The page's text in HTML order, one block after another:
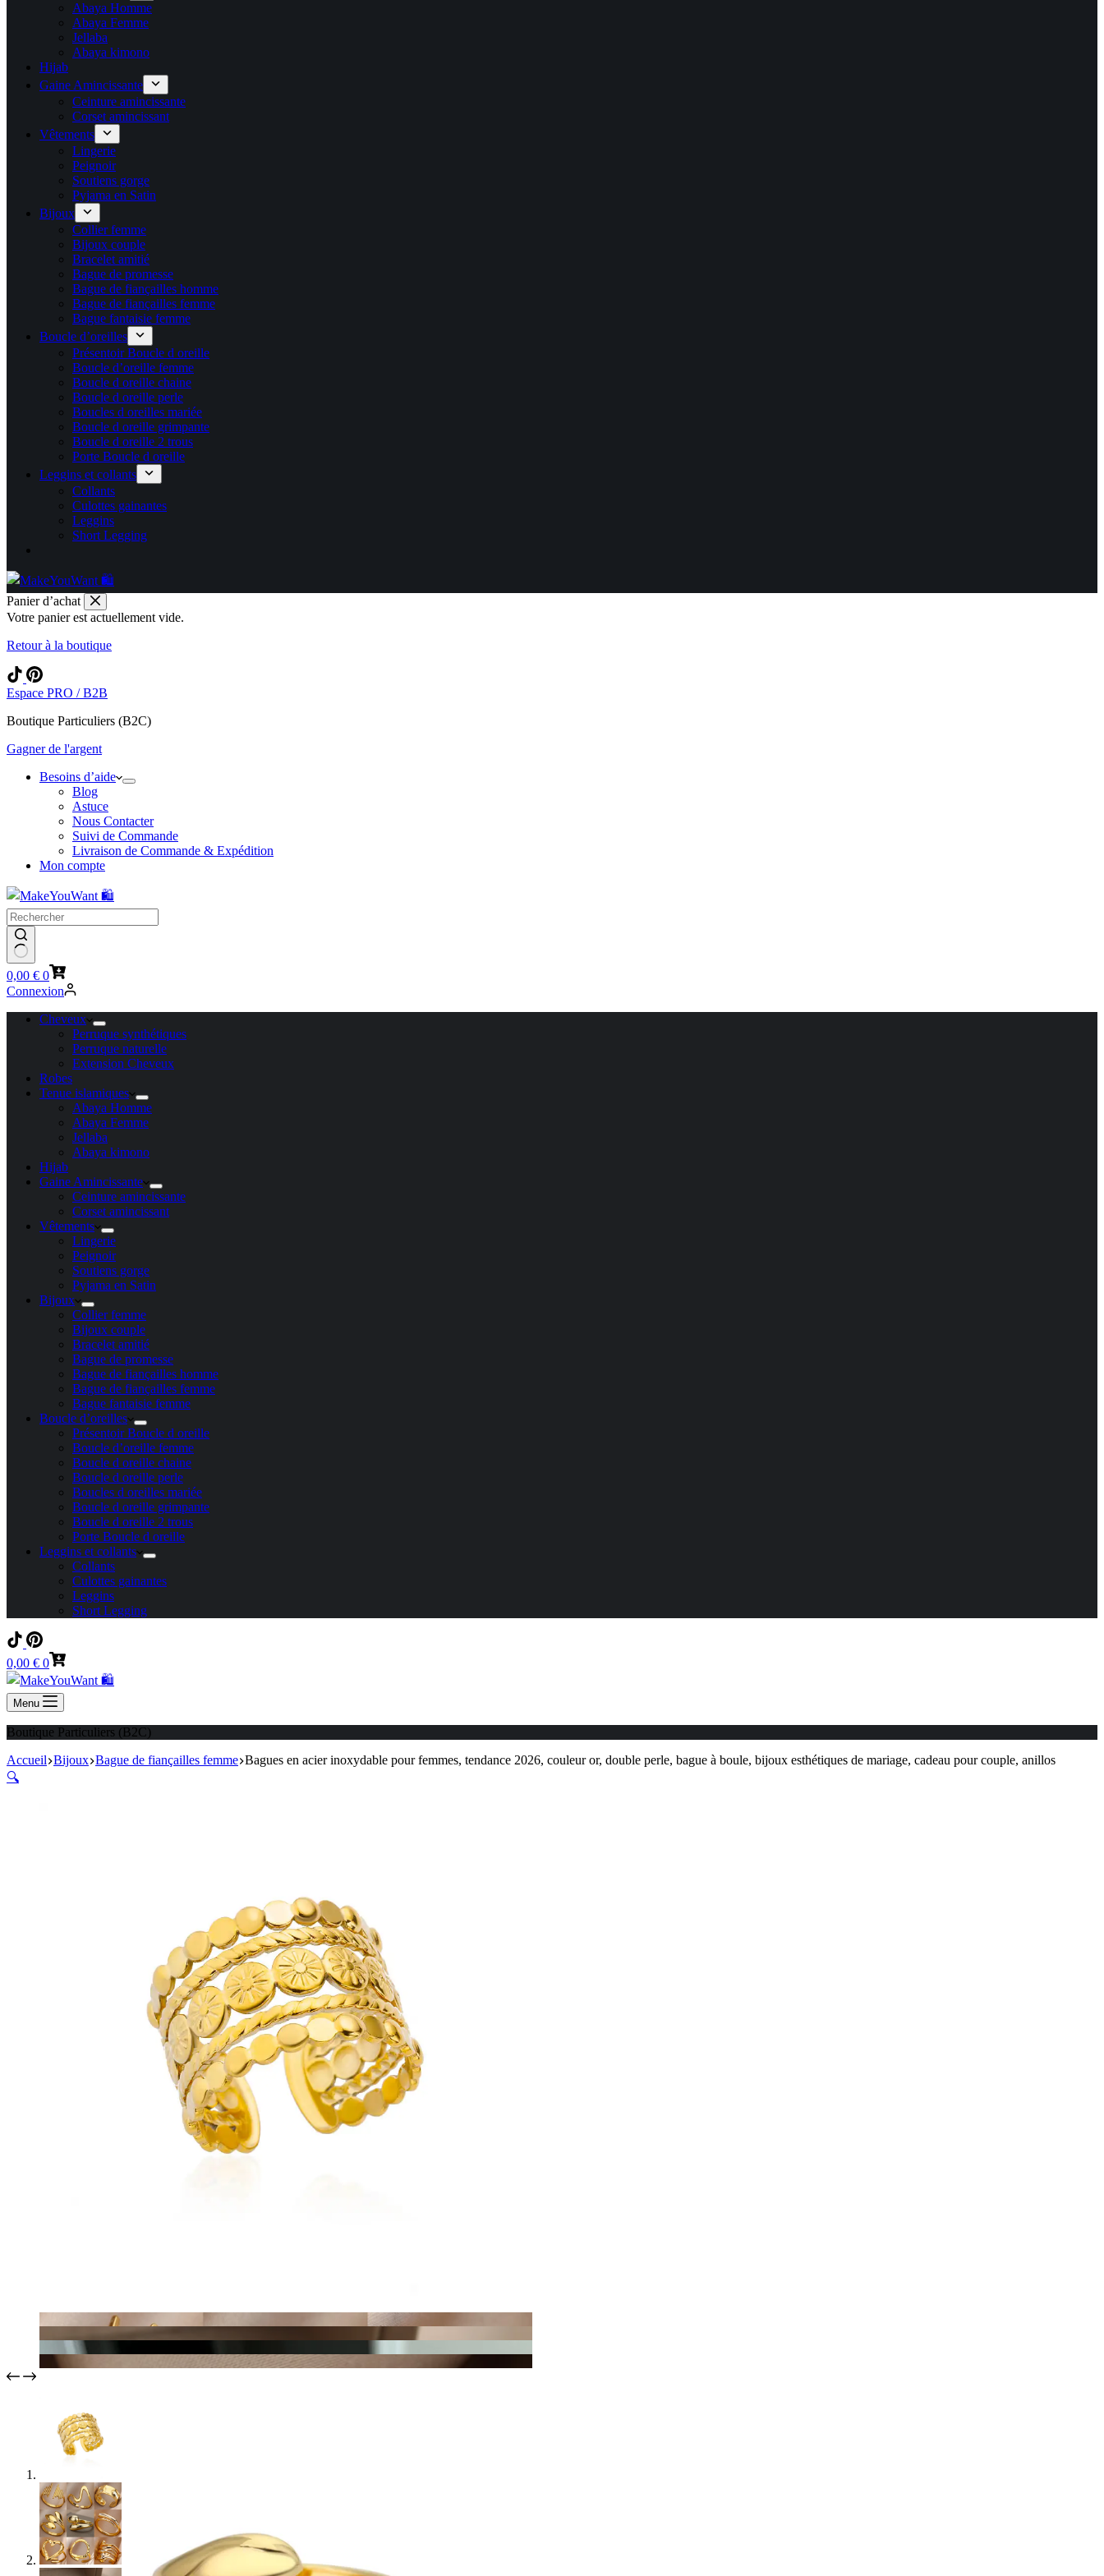
Abaya Homme
Abaya Femme
Jellaba
Abaya kimono
Hijab
Gaine Amincissante
Ceinture amincissante
Corset amincissant
Vêtements
Lingerie
Peignoir
Soutiens gorge
Pyjama en Satin
Bijoux
Collier femme
Bijoux couple
Bracelet amitié
Bague de promesse
Bague de fiançailles homme
Bague de fiançailles femme
Bague fantaisie femme
Boucle d’oreilles
Présentoir Boucle d oreille
Boucle d’oreille femme
Boucle d oreille chaine
Boucle d oreille perle
Boucles d oreilles mariée
Boucle d oreille grimpante
Boucle d oreille 2 trous
Porte Boucle d oreille
Leggins et collants
Collants
Culottes gainantes
Leggins
Short Legging
Panier d’achat
Votre panier est actuellement vide.
Retour à la boutique
Espace PRO / B2B
Boutique Particuliers (B2C)
Gagner de l'argent
Besoins d’aide
Blog
Astuce
Nous Contacter
Suivi de Commande
Livraison de Commande & Expédition
Mon compte
Panier
d’achat
0,00 € 0
Connexion
Cheveux
Perruque synthétiques
Perruque naturelle
Extension Cheveux
Robes
Tenue islamiques
Abaya Homme
Abaya Femme
Jellaba
Abaya kimono
Hijab
Gaine Amincissante
Ceinture amincissante
Corset amincissant
Vêtements
Lingerie
Peignoir
Soutiens gorge
Pyjama en Satin
Bijoux
Collier femme
Bijoux couple
Bracelet amitié
Bague de promesse
Bague de fiançailles homme
Bague de fiançailles femme
Bague fantaisie femme
Boucle d’oreilles
Présentoir Boucle d oreille
Boucle d’oreille femme
Boucle d oreille chaine
Boucle d oreille perle
Boucles d oreilles mariée
Boucle d oreille grimpante
Boucle d oreille 2 trous
Porte Boucle d oreille
Leggins et collants
Collants
Culottes gainantes
Leggins
Short Legging
Panier
d’achat
0,00 € 0
Menu
Boutique Particuliers (B2C)
Accueil Bijoux Bague de fiançailles femme Bagues en acier inoxydable pour femmes, tendance 2026, couleur or, double perle, bague à boule, bijoux esthétiques de mariage, cadeau pour couple, anillos
🔍